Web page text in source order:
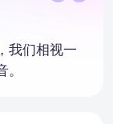
我们相视一